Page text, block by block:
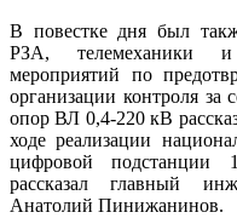
В повестке дня был
РЗА, телемеханики
мероприятий по
организации контроля за
опор ВЛ 0,4-220 кВ
ходе реализации
цифровой
рассказал главный
Анатолий Пинижанинов.